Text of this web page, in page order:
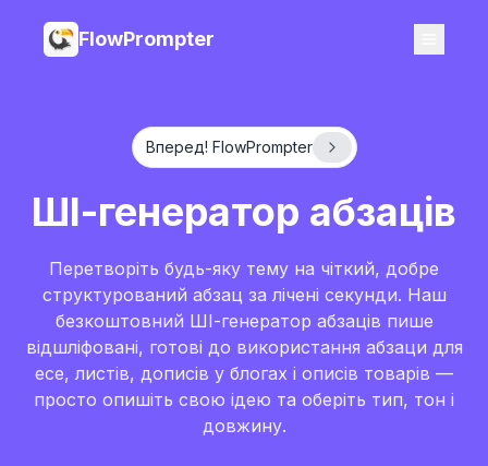
FlowPrompter
Вперед! FlowPrompter
ШІ-генератор абзаців
Перетворіть будь-яку тему на чіткий, добре
структурований абзац за лічені секунди. Наш
безкоштовний ШІ-генератор абзаців пише
відшліфовані, готові до використання абзаци для
есе, листів, дописів у блогах і описів товарів —
просто опишіть свою ідею та оберіть тип, тон і
довжину.